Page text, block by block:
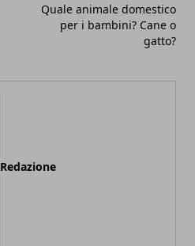
Quale animale domestico
per i bambini? Cane o
gatto?
Redazione